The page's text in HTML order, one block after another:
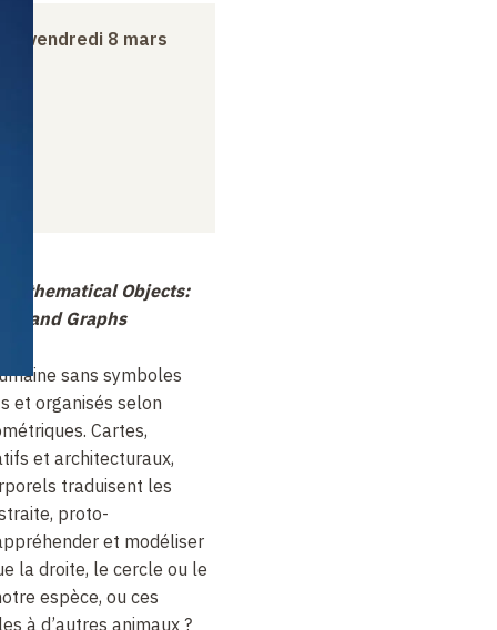
vendredi 8 mars
Objects:
and Graphs
sans symboles
et organisés selon
Cartes,
et architecturaux,
traduisent les
proto-
et modéliser
la droite, le cercle ou le
espèce, ou ces
à d’autres animaux ?